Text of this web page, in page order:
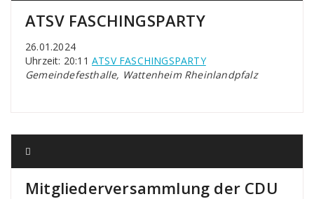
ATSV FASCHINGSPARTY
26.01.2024
Uhrzeit: 20:11 ATSV FASCHINGSPARTY
Gemeindefesthalle, Wattenheim Rheinlandpfalz
Mitgliederversammlung der CDU